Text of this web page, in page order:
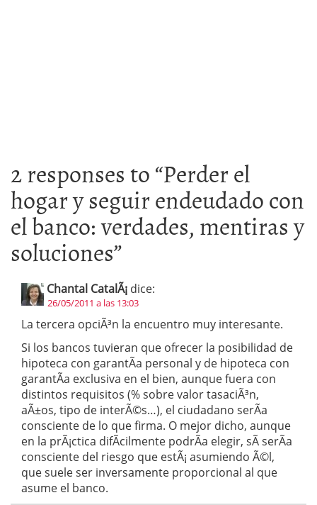
2 responses to “Perder el
hogar y seguir endeudado con
el banco: verdades, mentiras y
soluciones”
Chantal CatalÃ¡ dice:
26/05/2011 a las 13:03
La tercera opciÃ³n la encuentro muy interesante.
Si los bancos tuvieran que ofrecer la posibilidad de
hipoteca con garantÃ­a personal y de hipoteca con
garantÃ­a exclusiva en el bien, aunque fuera con
distintos requisitos (% sobre valor tasaciÃ³n,
aÃ±os, tipo de interÃ©s…), el ciudadano serÃ­a
consciente de lo que firma. O mejor dicho, aunque
en la prÃ¡ctica difÃ­cilmente podrÃ­a elegir, sÃ­ serÃ­a
consciente del riesgo que estÃ¡ asumiendo Ã©l,
que suele ser inversamente proporcional al que
asume el banco.